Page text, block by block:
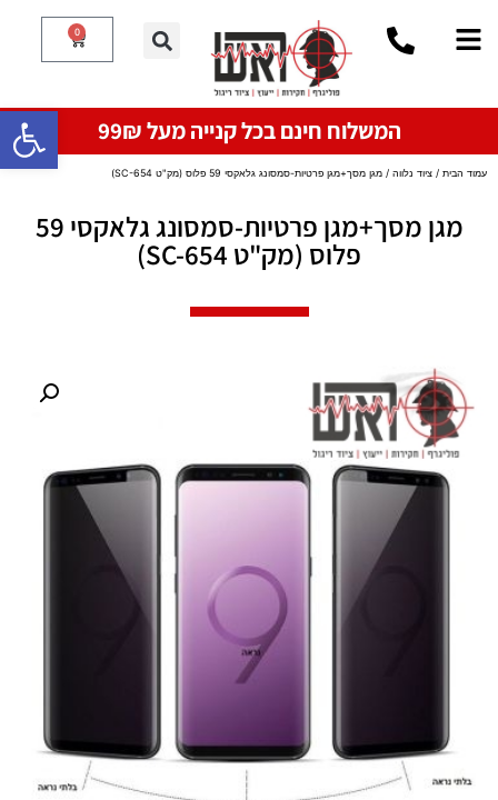
פתח
0
המשלוח חינם בכל קנייה מעל 99₪
עמוד הבית / ציוד נלווה / מגן מסך+מגן פרטיות-סמסונג גלאקסי 59 פלוס (מק"ט SC-654)
מגן מסך+מגן פרטיות-סמסונג גלאקסי 59
פלוס (מק"ט SC-654)